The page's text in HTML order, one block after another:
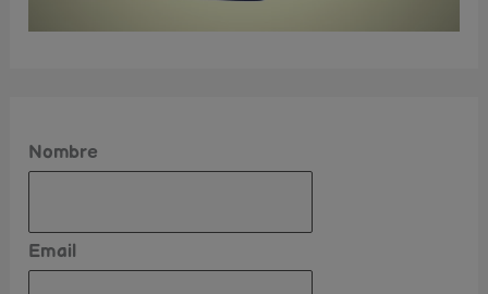
Nombre
Email